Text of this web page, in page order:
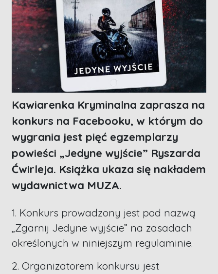
Kawiarenka Kryminalna zaprasza na
konkurs na Facebooku, w którym do
wygrania jest pięć egzemplarzy
powieści „Jedyne wyjście” Ryszarda
Ćwirleja. Książka ukaza się nakładem
wydawnictwa MUZA.
1. Konkurs prowadzony jest pod nazwą
„Zgarnij Jedyne wyjście” na zasadach
określonych w niniejszym regulaminie.
2. Organizatorem konkursu jest